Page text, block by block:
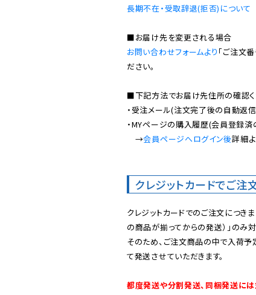
長期不在・受取辞退(拒否)について
お問い合わせフォームより 「ご注文
ださい。
■下記方法でお届け先住所の確認く
・受注メール(注文完了後の自動返
・MYページの購入履歴(会員登録
→会員ページへログイン後詳細よ
クレジットカードでご注
クレジットカードでのご注文につき
の商品が揃ってからの発送）」のみ対
そのため、ご注文商品の中で入荷
て発送させていただきます。
都度発送や分割発送、同梱発送には